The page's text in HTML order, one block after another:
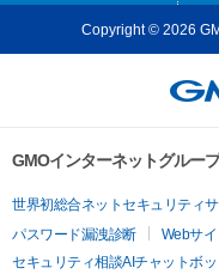
Copyright © 2026
GMOインターネットグルー
世界初総合ネットセキュリティ
パスワード漏洩診断
Webサ
セキュリティ相談AIチャットボッ